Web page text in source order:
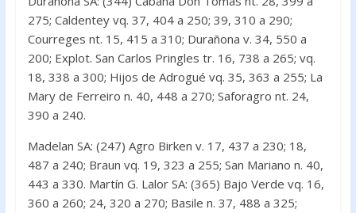
275; Caldentey vq. 37, 404 a 250; 39, 310 a 290;
Courreges nt. 15, 415 a 310; Durañona v. 34, 550 a
200; Explot. San Carlos Pringles tr. 16, 738 a 265; vq.
18, 338 a 300; Hijos de Adrogué vq. 35, 363 a 255; La
Mary de Ferreiro n. 40, 448 a 270; Saforagro nt. 24,
390 a 240.
Madelan SA: (247) Agro Birken v. 17, 437 a 230; 18,
487 a 240; Braun vq. 19, 323 a 255; San Mariano n. 40,
443 a 330. Martín G. Lalor SA: (365) Bajo Verde vq. 16,
360 a 260; 24, 320 a 270; Basile n. 37, 488 a 325;